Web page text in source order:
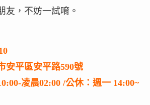
友，不妨一試唷。
安平區安平路590號
凌晨02:00 /公休：週一 14:00~